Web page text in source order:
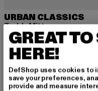
URBAN CLASSICS
Teddy Mitten
16,01 EUR
Derzeitiger Preis: 16,01
17,99 EUR
GREAT TO
HERE!
DefShop uses cookies to
save your preferences,
provide and measure